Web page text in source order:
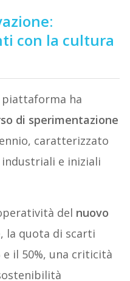
con la cultura
piattaforma ha
di sperimentazione
caratterizzato
e iniziali
del nuovo
, la quota di scarti
il 50%, una criticità